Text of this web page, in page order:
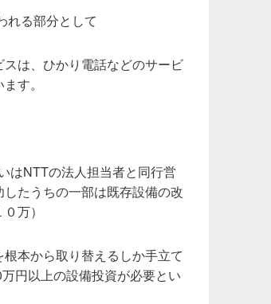
れる部分として
は、ひかり電話などのサービ
す。
はNTTの法人担当者と同行営
たうちの一部は既存設備の改
万）
本から取り替えるしか手立て
円以上の設備投資が必要とい